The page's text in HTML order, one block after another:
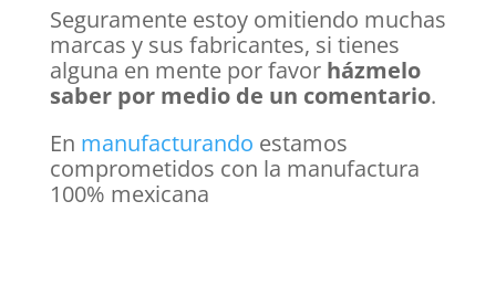
Seguramente estoy omitiendo muchas
marcas y sus fabricantes, si tienes
alguna en mente por favor házmelo
saber por medio de un comentario.
En manufacturando estamos
comprometidos con la manufactura
100% mexicana